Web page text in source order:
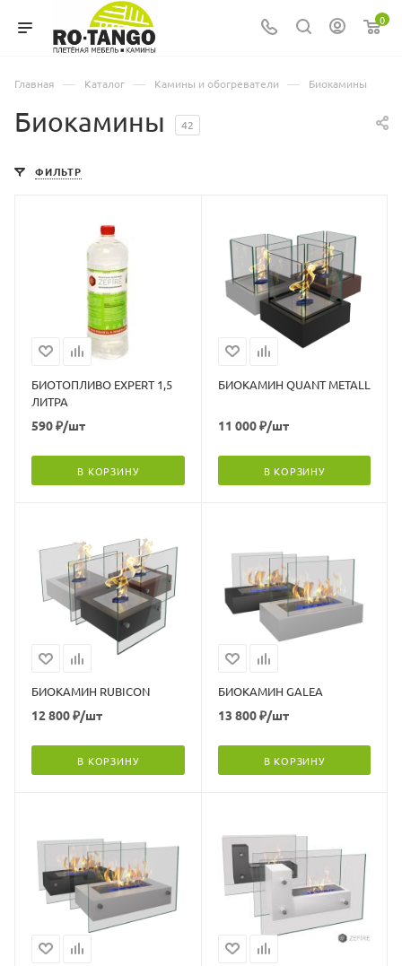
0
Главная — Каталог — Камины и обогреватели — Биокамины
Биокамины 42
ФИЛЬТР
БИОТОПЛИВО EXPERT 1,5
ЛИТРА
590₽/шт
В КОРЗИНУ
БИОКАМИН QUANT METALL
11 000₽/шт
В КОРЗИНУ
БИОКАМИН RUBICON
12 800₽/шт
В КОРЗИНУ
БИОКАМИН GALEA
13 800₽/шт
В КОРЗИНУ